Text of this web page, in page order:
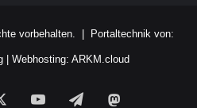
vorbehalten. | Portaltechnik von:
Webhosting: ARKM.cloud
YouTubeTelegram